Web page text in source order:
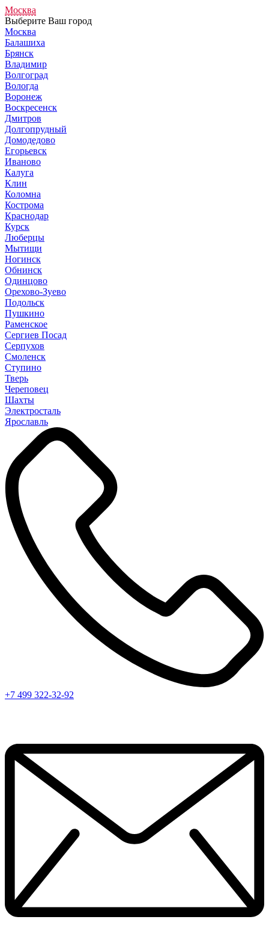
Москва
Выберите Ваш город
Москва
Балашиха
Брянск
Владимир
Волгоград
Вологда
Воронеж
Воскресенск
Дмитров
Долгопрудный
Домодедово
Егорьевск
Иваново
Калуга
Клин
Коломна
Кострома
Краснодар
Курск
Люберцы
Мытищи
Ногинск
Обнинск
Одинцово
Орехово-Зуево
Подольск
Пушкино
Раменское
Сергиев Посад
Серпухов
Смоленск
Ступино
Тверь
Череповец
Шахты
Электросталь
Ярославль
+7 499 322-32-92